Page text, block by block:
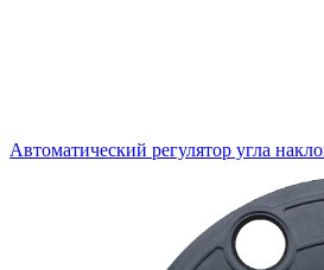
Автоматический регулятор угла